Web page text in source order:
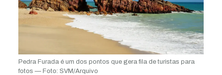
Pedra Furada é um dos pontos que gera fila de turistas para
fotos — Foto: SVM/Arquivo